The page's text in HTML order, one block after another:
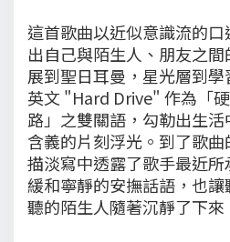
這首歌曲以近似意識流的
出自己與陌生人、朋友之
展到聖日耳曼，星光層到
英文 "Hard Drive" 作為「
路」之雙關語，勾勒出生
含義的片刻浮光。到了歌
描淡寫中透露了歌手最近
緩和寧靜的安撫話語，也
聽的陌生人隨著沉靜了下來